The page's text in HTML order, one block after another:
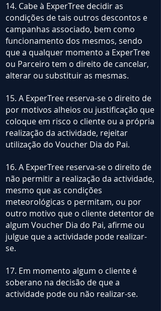
14. Cabe à ExperTree decidir as
condições de tais outros descontos e
campanhas associado, bem como
funcionamento dos mesmos, sendo
que a qualquer momento a ExperTree
ou Parceiro tem o direito de cancelar,
alterar ou substituir as mesmas.
15. A ExperTree reserva-se o direito de
por motivos alheios ou justificação que
coloque em risco o cliente ou a própria
realização da actividade, rejeitar
utilização do Voucher Dia do Pai.
16. A ExperTree reserva-se o direito de
não permitir a realização da actividade,
mesmo que as condições
meteorológicas o permitam, ou por
outro motivo que o cliente detentor de
algum Voucher Dia do Pai, afirme ou
julgue que a actividade pode realizar-
se.
17. Em momento algum o cliente é
soberano na decisão de que a
actividade pode ou não realizar-se.